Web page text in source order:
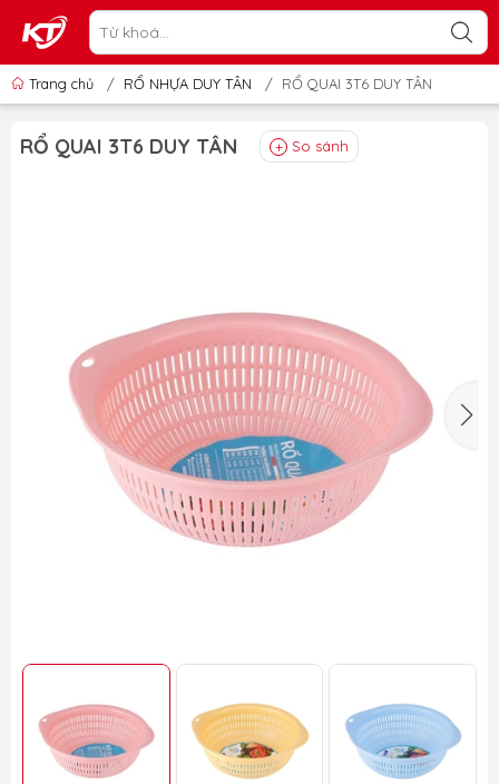
Trang chủ / RỔ NHỰA DUY TÂN / RỔ QUAI 3T6 DUY TÂN
RỔ QUAI 3T6 DUY TÂN So sánh